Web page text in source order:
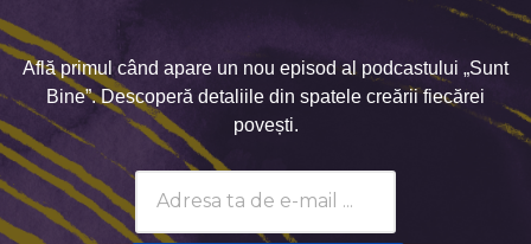
Află primul când apare un nou episod al podcastului „Sunt
Bine”. Descoperă detaliile din spatele creării fiecărei
povești.
Subscribtion
Email